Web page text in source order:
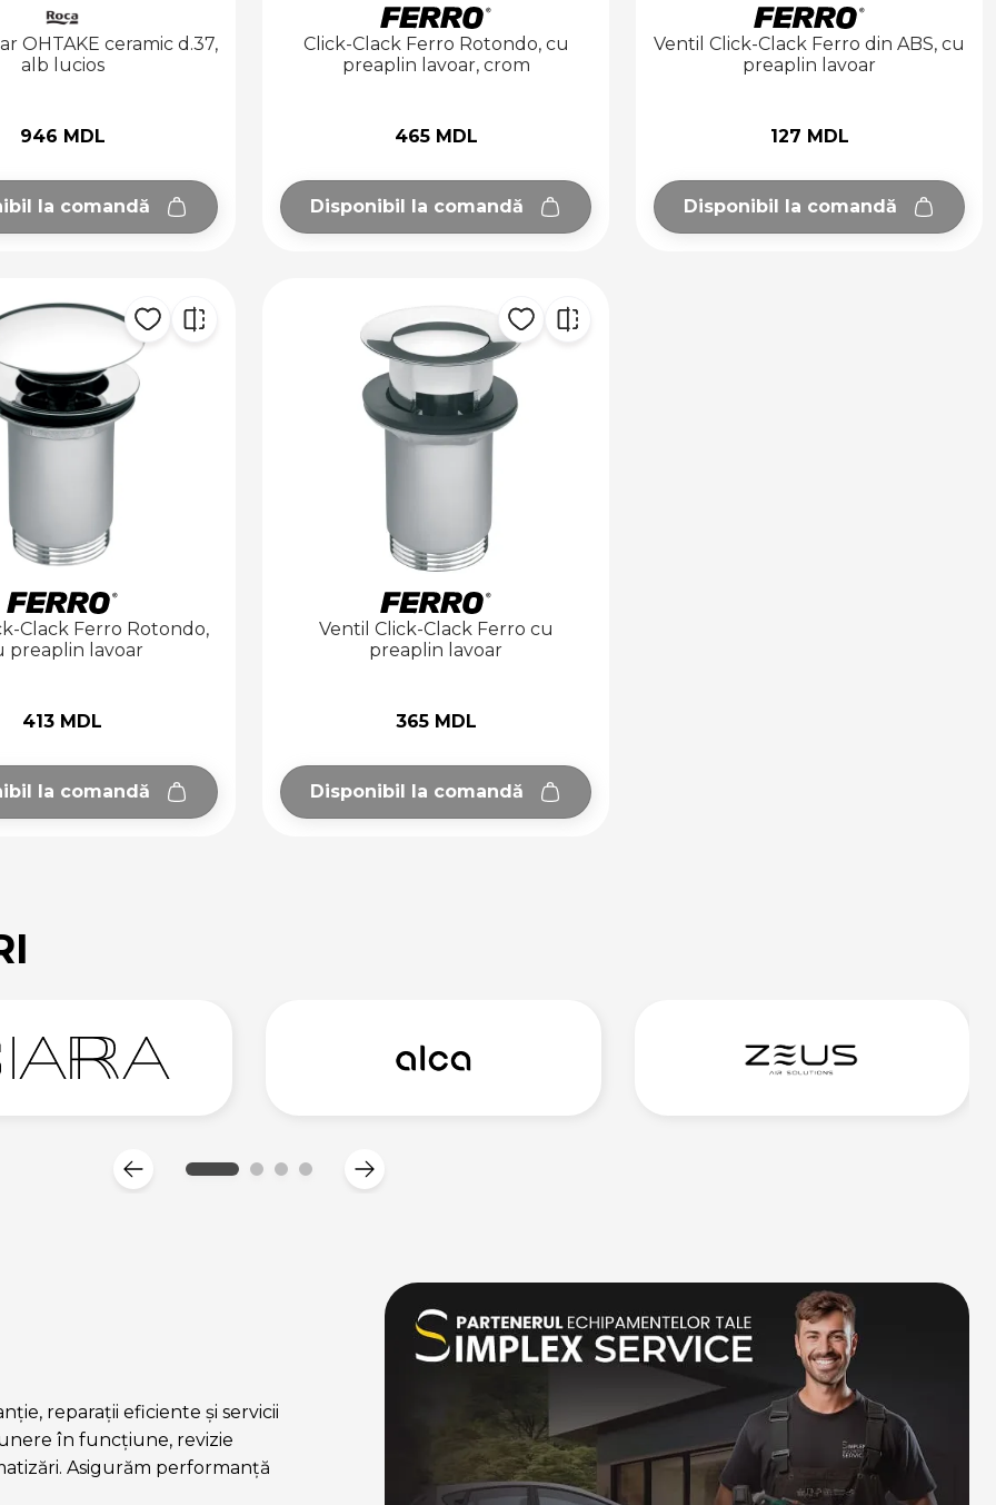
OHTAKE ceramic d.37,
alb lucios
946 MDL
la comandă
Click-Clack Ferro Rotondo, cu
preaplin lavoar, crom
465 MDL
Disponibil la comandă
Ventil Click-Clack Ferro din ABS, cu
preaplin lavoar
127 MDL
Disponibil la comandă
Clack Ferro Rotondo,
preaplin lavoar
413 MDL
la comandă
Ventil Click-Clack Ferro cu
preaplin lavoar
365 MDL
Disponibil la comandă
reparații eficiente și servicii
în funcțiune, revizie
Asigurăm performanță